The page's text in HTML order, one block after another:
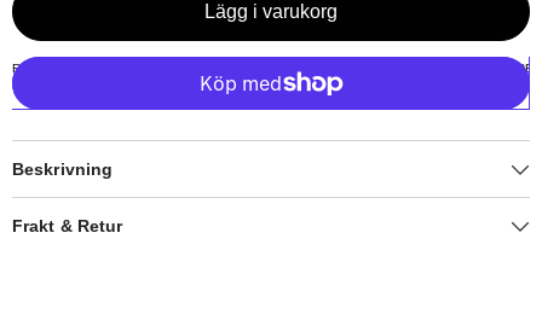
Lägg i varukorg
Beskrivning
Frakt & Retur